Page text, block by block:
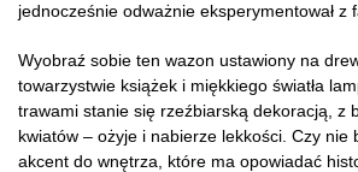
jednocześnie odważnie eksperymentował z
Wyobraź sobie ten wazon ustawiony na
towarzystwie książek i miękkiego światła
trawami stanie się rzeźbiarską dekoracją, z
kwiatów – ożyje i nabierze lekkości. Czy nie
akcent do wnętrza, które ma opowiadać